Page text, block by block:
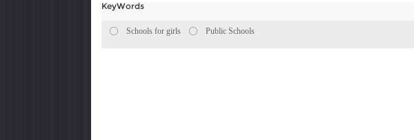
KeyWords
Schools for girls Public Schools